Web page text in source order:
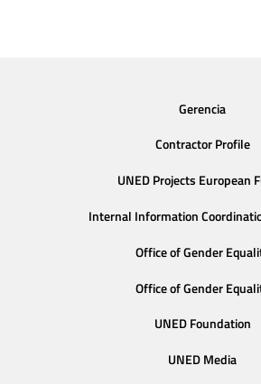
Gerencia
Contractor Profile
UNED Projects European
Internal Information
Office of Gender
Office of Gender
UNED Foundation
UNED Media